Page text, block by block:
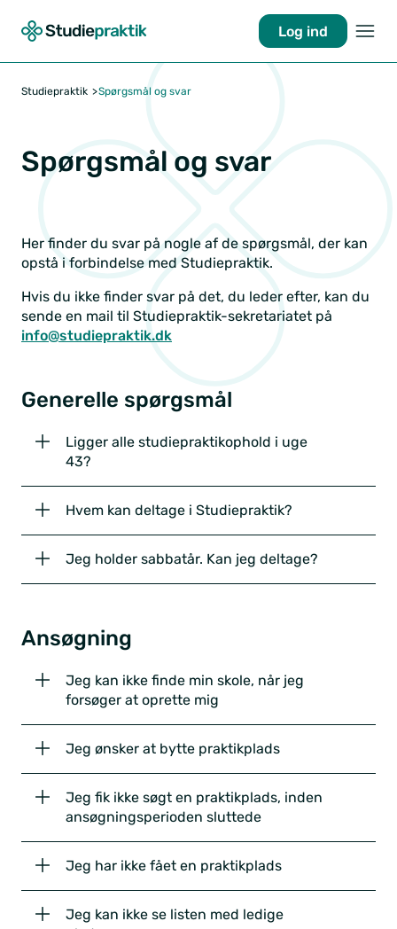
Log ind
Studiepraktik Spørgsmål og svar
Spørgsmål og svar
Her finder du svar på nogle af de spørgsmål, der kan
opstå i forbindelse med Studiepraktik.
Hvis du ikke finder svar på det, du leder efter, kan du
sende en mail til Studiepraktik-sekretariatet på
info@studiepraktik.dk
Generelle spørgsmål
Ligger alle studiepraktikophold i uge
43?
Hvem kan deltage i Studiepraktik?
Jeg holder sabbatår. Kan jeg deltage?
Ansøgning
Jeg kan ikke finde min skole, når jeg
forsøger at oprette mig
Jeg ønsker at bytte praktikplads
Jeg fik ikke søgt en praktikplads, inden
ansøgningsperioden sluttede
Jeg har ikke fået en praktikplads
Jeg kan ikke se listen med ledige